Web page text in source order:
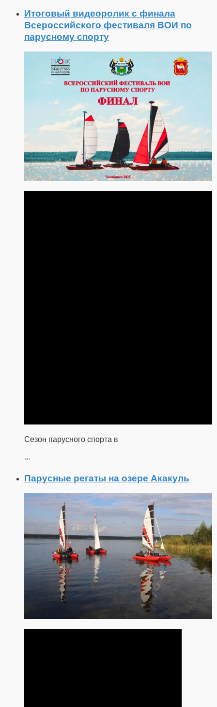
Итоговый видеоролик с финала
Всероссийского фестиваля ВОИ по
парусному спорту
Сезон парусного спорта в
...
Парусные регаты на озере Акакуль